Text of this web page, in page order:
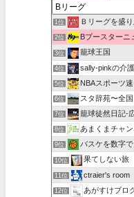
1位 Ｂリーグを盛
2位 Bブースターニ
3位 籠球王国
4位 sally-pinkの介
5位 NBAスポーツ
6位 スタ辞苑〜全
7位 籠球徒然日記-
8位 あまくまチャ
9位 バスケを数字
10位 果てしない旅
11位 ctraier's room
12位 あがすけブロ